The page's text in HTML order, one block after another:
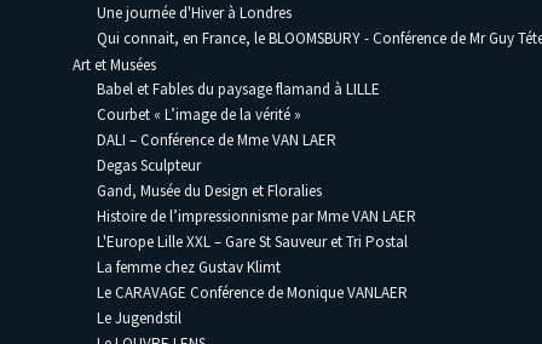
Une journée d'Hiver à Londres
Qui connait, en France, le BLOOMSBURY - Conférence de Mr Guy
Art et Musées
Babel et Fables du paysage flamand à LILLE
Courbet « L’image de la vérité »
DALI – Conférence de Mme VAN LAER
Degas Sculpteur
Gand, Musée du Design et Floralies
Histoire de l’impressionnisme par Mme VAN LAER
L'Europe Lille XXL – Gare St Sauveur et Tri Postal
La femme chez Gustav Klimt
Le CARAVAGE Conférence de Monique VANLAER
Le Jugendstil